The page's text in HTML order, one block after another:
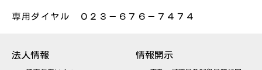
専用ダイヤル ０２３－６７６－７４７４
法人情報 情報開示